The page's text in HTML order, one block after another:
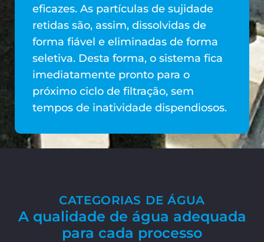
eficazes. As partículas de sujidade
retidas são, assim, dissolvidas de
forma fiável e eliminadas de forma
seletiva. Desta forma, o sistema fica
imediatamente pronto para o
próximo ciclo de filtração, sem
tempos de inatividade dispendiosos.
CATEGORIAS DE ÁGUA
A qualidade de água adequada
para cada processo